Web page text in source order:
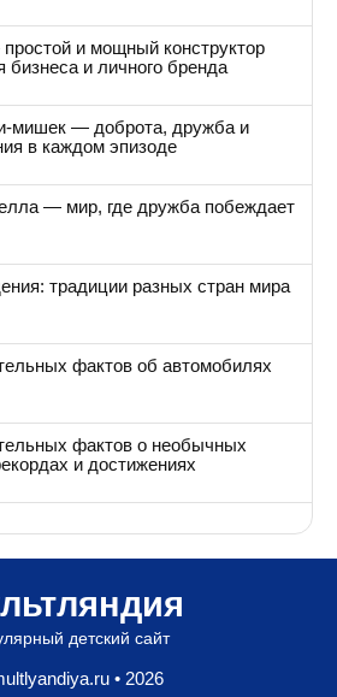
и мощный конструктор
бизнеса и личного бренда
мишек — доброта, дружба и
в каждом эпизоде
— мир, где дружба побеждает
традиции разных стран мира
фактов об автомобилях
фактов о необычных
и достижениях
детский сайт
• 2026